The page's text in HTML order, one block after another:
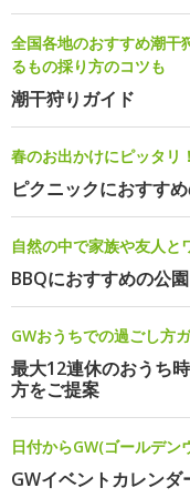
全国各地のおすすめ潮干
るもの採り方のコツも
潮干狩りガイド
春のお出かけにピッタリ！
ピクニックにおすす
自然の中で家族や友人と
BBQにおすすめの公園
GWおうちでの過ごし方
最大12連休のおうち
方をご提案
日付からGW(ゴールデン
GWイベントカレンダ